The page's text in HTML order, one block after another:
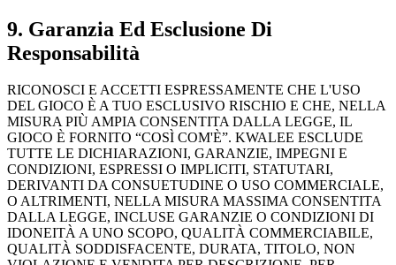
9. Garanzia Ed Esclusione Di
Responsabilità
RICONOSCI E ACCETTI ESPRESSAMENTE CHE L'USO
DEL GIOCO È A TUO ESCLUSIVO RISCHIO E CHE, NELLA
MISURA PIÙ AMPIA CONSENTITA DALLA LEGGE, IL
GIOCO È FORNITO “COSÌ COM'È”. KWALEE ESCLUDE
TUTTE LE DICHIARAZIONI, GARANZIE, IMPEGNI E
CONDIZIONI, ESPRESSI O IMPLICITI, STATUTARI,
DERIVANTI DA CONSUETUDINE O USO COMMERCIALE,
O ALTRIMENTI, NELLA MISURA MASSIMA CONSENTITA
DALLA LEGGE, INCLUSE GARANZIE O CONDIZIONI DI
IDONEITÀ A UNO SCOPO, QUALITÀ COMMERCIABILE,
QUALITÀ SODDISFACENTE, DURATA, TITOLO, NON